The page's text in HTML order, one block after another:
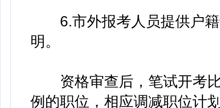
6.市外报考人员提供户籍
明。
资格审查后，笔试开考比
例的职位，相应调减职位计